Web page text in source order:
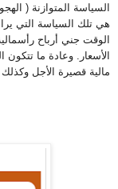
السياسة المتوازنة (
هي تلك السياسة التي
الوقت جني أرباح
الأسعار. وعادة ما
مالية قصيرة الأجل